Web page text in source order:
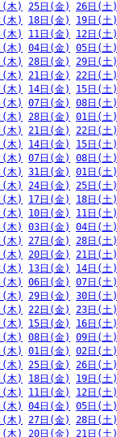
(木) 25日(金)
26日(土)
(木) 18日(金)
19日(土)
(木) 11日(金)
12日(土)
(木) 04日(金)
05日(土)
(木) 28日(金)
29日(土)
(木) 21日(金)
22日(土)
(木) 14日(金)
15日(土)
(木) 07日(金)
08日(土)
(木) 28日(金)
01日(土)
(木) 21日(金)
22日(土)
(木) 14日(金)
15日(土)
(木) 07日(金)
08日(土)
(木) 31日(金)
01日(土)
(木) 24日(金)
25日(土)
(木) 17日(金)
18日(土)
(木) 10日(金)
11日(土)
(木) 03日(金)
04日(土)
(木) 27日(金)
28日(土)
(木) 20日(金)
21日(土)
(木) 13日(金)
14日(土)
(木) 06日(金)
07日(土)
(木) 29日(金)
30日(土)
(木) 22日(金)
23日(土)
(木) 15日(金)
16日(土)
(木) 08日(金)
09日(土)
(木) 01日(金)
02日(土)
(木) 25日(金)
26日(土)
(木) 18日(金)
19日(土)
(木) 11日(金)
12日(土)
(木) 04日(金)
05日(土)
(木) 27日(金)
28日(土)
(木) 20日(金)
21日(土)